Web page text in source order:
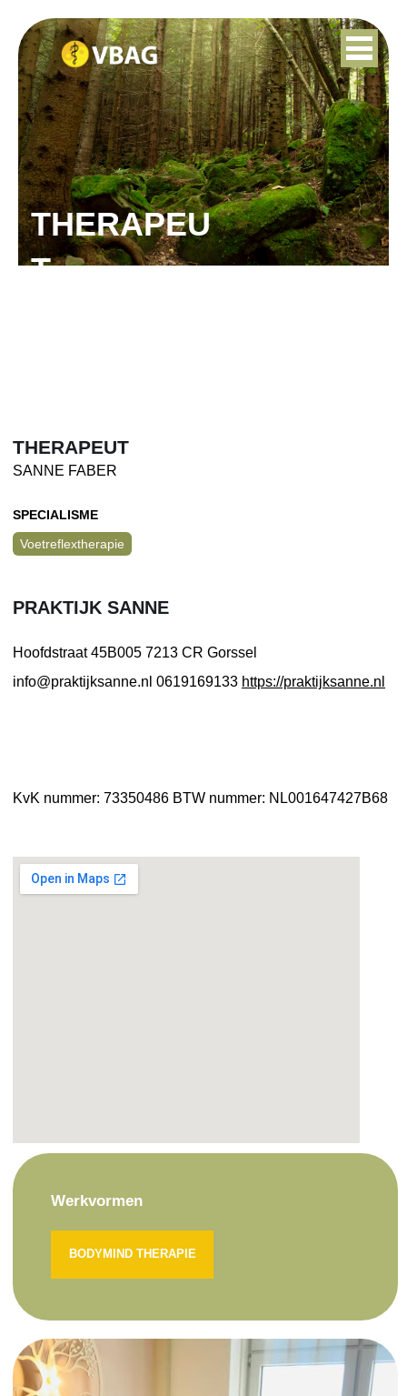
THERAPEU
T
THERAPEUT
SANNE FABER
SPECIALISME
Voetreflextherapie
PRAKTIJK SANNE
Hoofdstraat 45B005 7213 CR Gorssel
info@praktijksanne.nl 0619169133 https://praktijksanne.nl
KvK nummer: 73350486 BTW nummer: NL001647427B68
Werkvormen
BODYMIND THERAPIE